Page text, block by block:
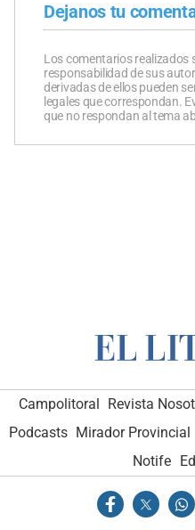
Dejanos tu
Los comentarios realizados
responsabilidad de sus
derivadas de ellos pueden
legales que correspondan.
que no respondan al tema
Campolitoral Revista
Podcasts Mirador Provincial
Notife